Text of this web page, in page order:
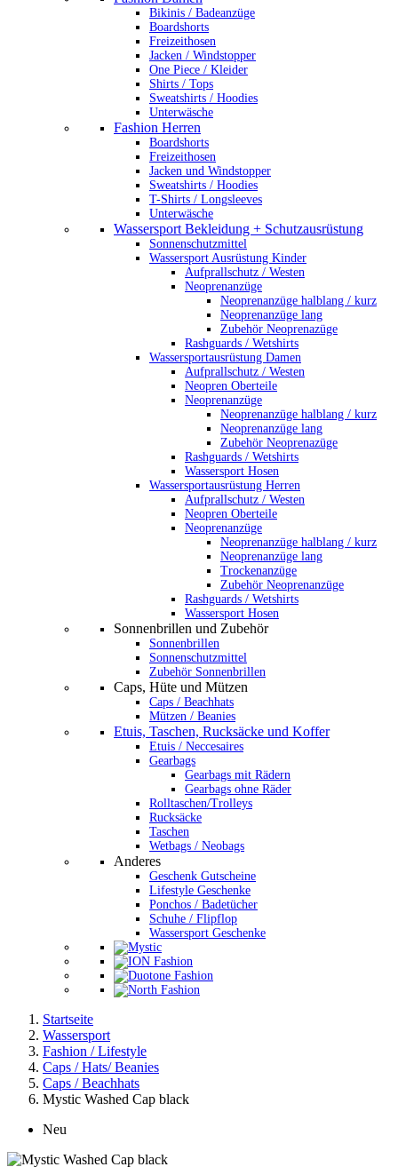
Bikinis / Badeanzüge
Boardshorts
Freizeithosen
Jacken / Windstopper
One Piece / Kleider
Shirts / Tops
Sweatshirts / Hoodies
Unterwäsche
Fashion Herren
Boardshorts
Freizeithosen
Jacken und Windstopper
Sweatshirts / Hoodies
T-Shirts / Longsleeves
Unterwäsche
Wassersport Bekleidung + Schutzausrüstung
Sonnenschutzmittel
Wassersport Ausrüstung Kinder
Aufprallschutz / Westen
Neoprenanzüge
Neoprenanzüge halblang / kurz
Neoprenanzüge lang
Zubehör Neoprenazüge
Rashguards / Wetshirts
Wassersportausrüstung Damen
Aufprallschutz / Westen
Neopren Oberteile
Neoprenanzüge
Neoprenanzüge halblang / kurz
Neoprenanzüge lang
Zubehör Neoprenazüge
Rashguards / Wetshirts
Wassersport Hosen
Wassersportausrüstung Herren
Aufprallschutz / Westen
Neopren Oberteile
Neoprenanzüge
Neoprenanzüge halblang / kurz
Neoprenanzüge lang
Trockenanzüge
Zubehör Neoprenanzüge
Rashguards / Wetshirts
Wassersport Hosen
Sonnenbrillen und Zubehör
Sonnenbrillen
Sonnenschutzmittel
Zubehör Sonnenbrillen
Caps, Hüte und Mützen
Caps / Beachhats
Mützen / Beanies
Etuis, Taschen, Rucksäcke und Koffer
Etuis / Neccesaires
Gearbags
Gearbags mit Rädern
Gearbags ohne Räder
Rolltaschen/Trolleys
Rucksäcke
Taschen
Wetbags / Neobags
Anderes
Geschenk Gutscheine
Lifestyle Geschenke
Ponchos / Badetücher
Schuhe / Flipflop
Wassersport Geschenke
Startseite
Wassersport
Fashion / Lifestyle
Caps / Hats/ Beanies
Caps / Beachhats
Mystic Washed Cap black
Neu